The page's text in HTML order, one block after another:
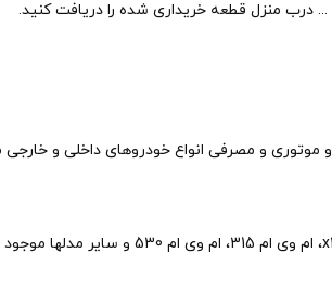
درب منزل قطعه خریداری شده را دریافت کنید.
و موتوری و مصرفی انواع خودروهای داخلی و
، ام وی ام 315، ام وی ام 530 و سایر مدلها موجود است.